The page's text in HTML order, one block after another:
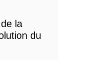
la
du